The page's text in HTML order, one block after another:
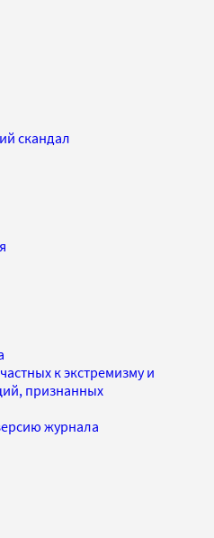
скандал
к экстремизму и
признанных
журнала